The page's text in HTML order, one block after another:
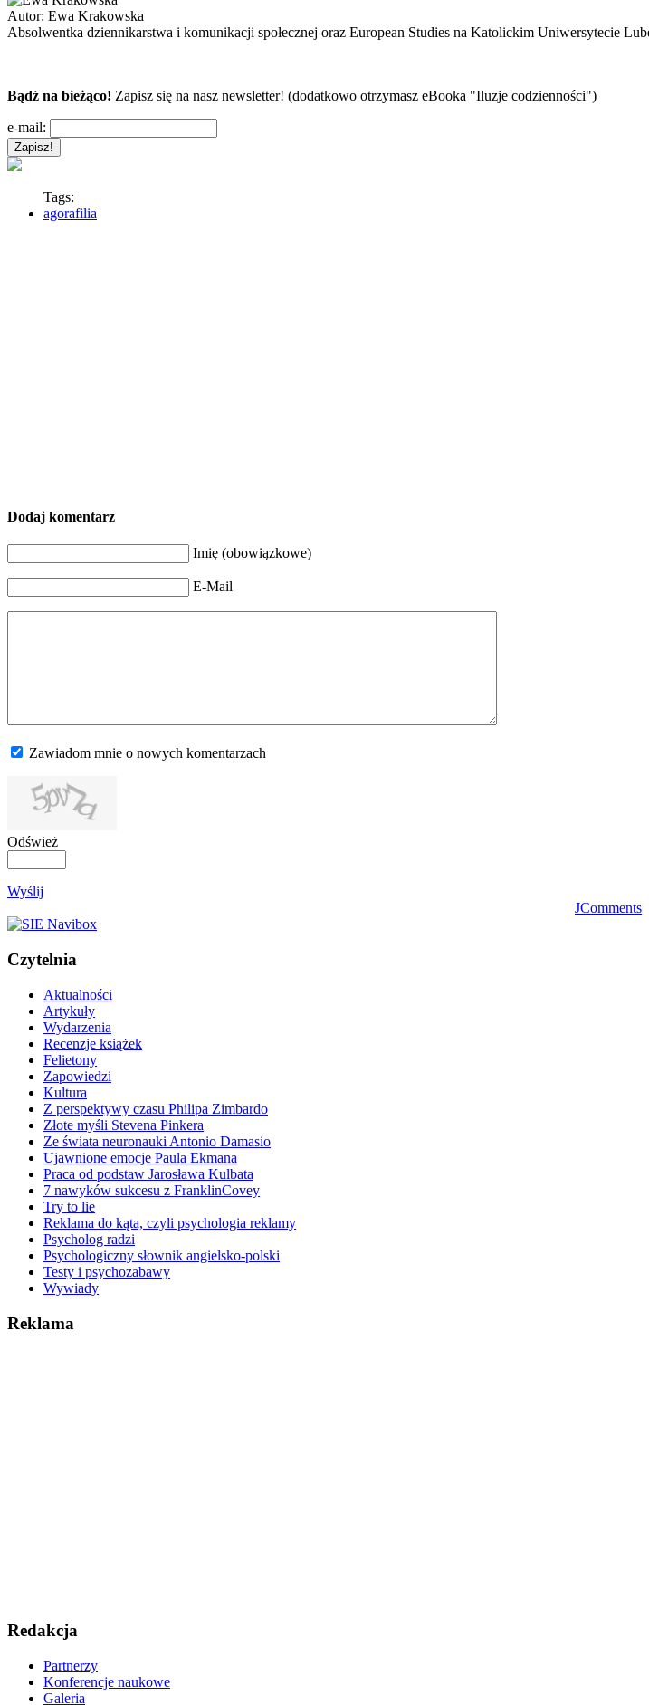
Autor: Ewa Krakowska
Absolwentka dziennikarstwa i komunikacji społecznej oraz European Studies na Katolickim Uniwersytecie
Bądź na bieżąco! Zapisz się na nasz newsletter! (dodatkowo otrzymasz eBooka "Iluzje codzienności")
e-mail:
Tags:
agorafilia
Dodaj komentarz
Imię (obowiązkowe)
E-Mail
Zawiadom mnie o nowych komentarzach
Odśwież
Wyślij
JComments
Czytelnia
Aktualności
Artykuły
Wydarzenia
Recenzje książek
Felietony
Zapowiedzi
Kultura
Z perspektywy czasu Philipa Zimbardo
Złote myśli Stevena Pinkera
Ze świata neuronauki Antonio Damasio
Ujawnione emocje Paula Ekmana
Praca od podstaw Jarosława Kulbata
7 nawyków sukcesu z FranklinCovey
Try to lie
Reklama do kąta, czyli psychologia reklamy
Psycholog radzi
Psychologiczny słownik angielsko-polski
Testy i psychozabawy
Wywiady
Reklama
Redakcja
Partnerzy
Konferencje naukowe
Galeria